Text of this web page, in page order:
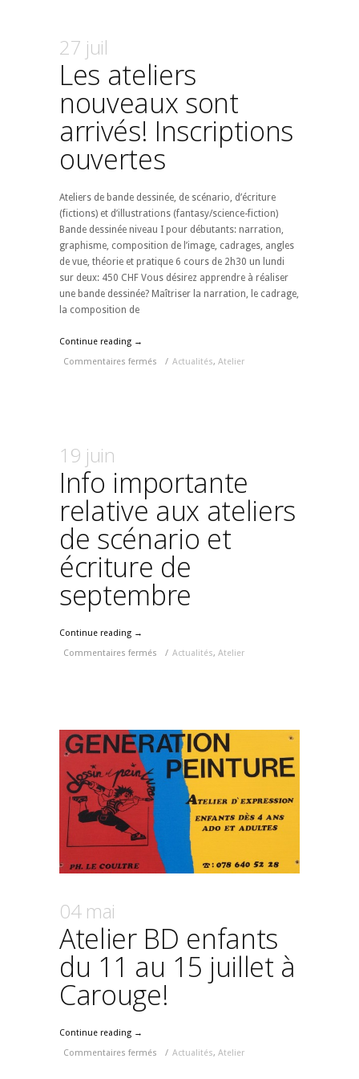
27 juil
Les ateliers
nouveaux sont
arrivés! Inscriptions
ouvertes
Ateliers de bande dessinée, de scénario, d’écriture
(fictions) et d’illustrations (fantasy/science-fiction)
Bande dessinée niveau I pour débutants: narration,
graphisme, composition de l’image, cadrages, angles
de vue, théorie et pratique 6 cours de 2h30 un lundi
sur deux: 450 CHF Vous désirez apprendre à réaliser
une bande dessinée? Maîtriser la narration, le cadrage,
la composition de
Continue reading →
Commentaires fermés
/ Actualités, Atelier
19 juin
Info importante
relative aux ateliers
de scénario et
écriture de
septembre
Continue reading →
Commentaires fermés
/ Actualités, Atelier
04 mai
Atelier BD enfants
du 11 au 15 juillet à
Carouge!
Continue reading →
Commentaires fermés
/ Actualités, Atelier